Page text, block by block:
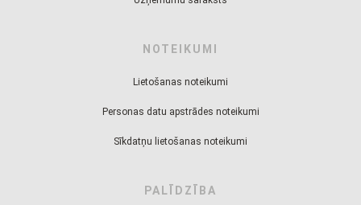
NOTEIKUMI
Lietošanas noteikumi
Personas datu apstrādes noteikumi
Sīkdatņu lietošanas noteikumi
PALĪDZĪBA